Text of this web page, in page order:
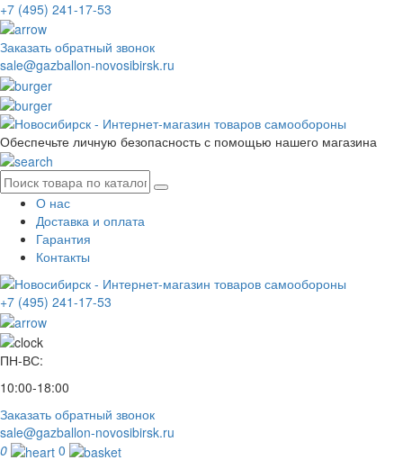
+7 (495) 241-17-53
Заказать обратный звонок
sale@gazballon-novosibirsk.ru
Обеспечьте личную безопасность с помощью нашего магазина
О нас
Доставка и оплата
Гарантия
Контакты
+7 (495) 241-17-53
ПН-ВС:
10:00-18:00
Заказать обратный звонок
sale@gazballon-novosibirsk.ru
0
0